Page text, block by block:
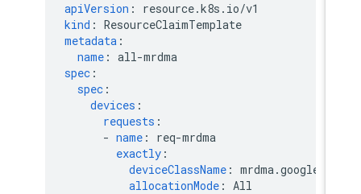
apiVersion: resource.k8s.io/v1
kind: ResourceClaimTemplate
metadata
name: all-mrdma
spec
spec
devices
requests
- name: req-mrdma
exactly
deviceClassName:
allocationMode: